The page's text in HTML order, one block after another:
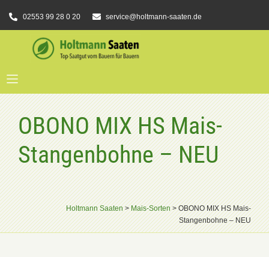
02553 99 28 0 20 service@holtmann-saaten.de
OBONO MIX HS Mais-
Stangenbohne – NEU
Holtmann Saaten>Mais-Sorten>OBONO MIX HS Mais-
Stangenbohne – NEU